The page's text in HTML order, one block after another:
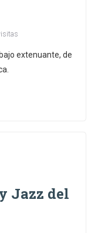
extenuante, de
Jazz del